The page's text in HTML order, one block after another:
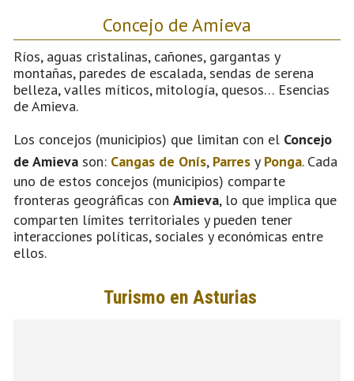
Concejo de Amieva
Ríos, aguas cristalinas, cañones, gargantas y
montañas, paredes de escalada, sendas de serena
belleza, valles míticos, mitología, quesos… Esencias
de Amieva.
Los concejos (municipios) que limitan con el Concejo
de Amieva son: Cangas de Onís, Parres y Ponga. Cada
uno de estos concejos (municipios) comparte
fronteras geográficas con Amieva, lo que implica que
comparten límites territoriales y pueden tener
interacciones políticas, sociales y económicas entre
ellos.